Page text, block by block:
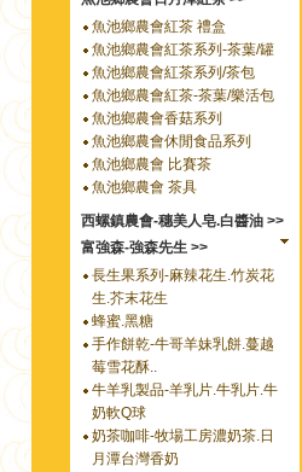
魚池鄉農會紅茶 禮盒
魚池鄉農會紅茶系列-茶葉/罐
魚池鄉農會紅茶系列/茶包
魚池鄉農會紅茶-茶葉/樂活包
魚池鄉農會香菇系列
魚池鄉農會休閒食品系列
魚池鄉農會 比賽茶
魚池鄉農會 茶具
西螺鎮農會-穗美人皂.白醬油 >>
富強森-強森先生 >>
長生果系列-麻辣花生.竹炭花
生.芥末花生
蜂蜜.黑糖
手作餅乾-牛哥羊妹乳餅.蔓越
莓雪花酥..
牛羊乳製品-羊乳片.牛乳片.牛
奶軟Q球
奶茶咖啡-牧場工房濃奶茶.日
月潭台灣香奶